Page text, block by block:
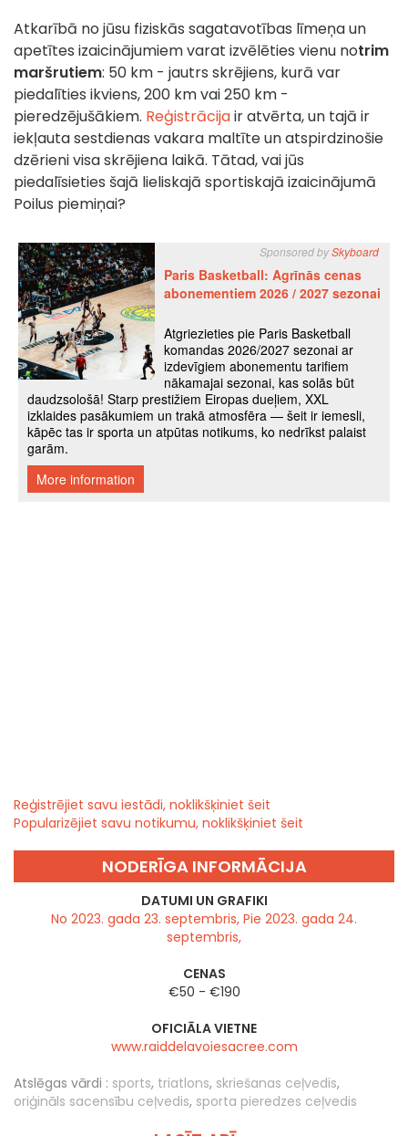
Atkarībā no jūsu fiziskās sagatavotības līmeņa un
apetītes izaicinājumiem varat izvēlēties vienu notrim
maršrutiem: 50 km - jautrs skrējiens, kurā var
piedalīties ikviens, 200 km vai 250 km -
pieredzējušākiem. Reģistrācijair atvērta, un tajā ir
iekļauta sestdienas vakara maltīte un atspirdzinošie
dzērieni visa skrējiena laikā. Tātad, vai jūs
piedalīsieties šajā lieliskajā sportiskajā izaicinājumā
Poilus piemiņai?
Reģistrējiet savu iestādi, noklikšķiniet šeit
Popularizējiet savu notikumu, noklikšķiniet šeit
NODERĪGA INFORMĀCIJA
DATUMI UN GRAFIKI
No 2023. gada 23. septembris, Pie 2023. gada 24.
septembris,
CENAS
€50 - €190
OFICIĀLA VIETNE
www.raiddelavoiesacree.com
Atslēgas vārdi : sports, triatlons, skriešanas ceļvedis,
oriģināls sacensību ceļvedis, sporta pieredzes ceļvedis